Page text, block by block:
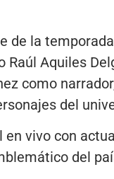
de la
Aquiles
como
del
vivo con
del